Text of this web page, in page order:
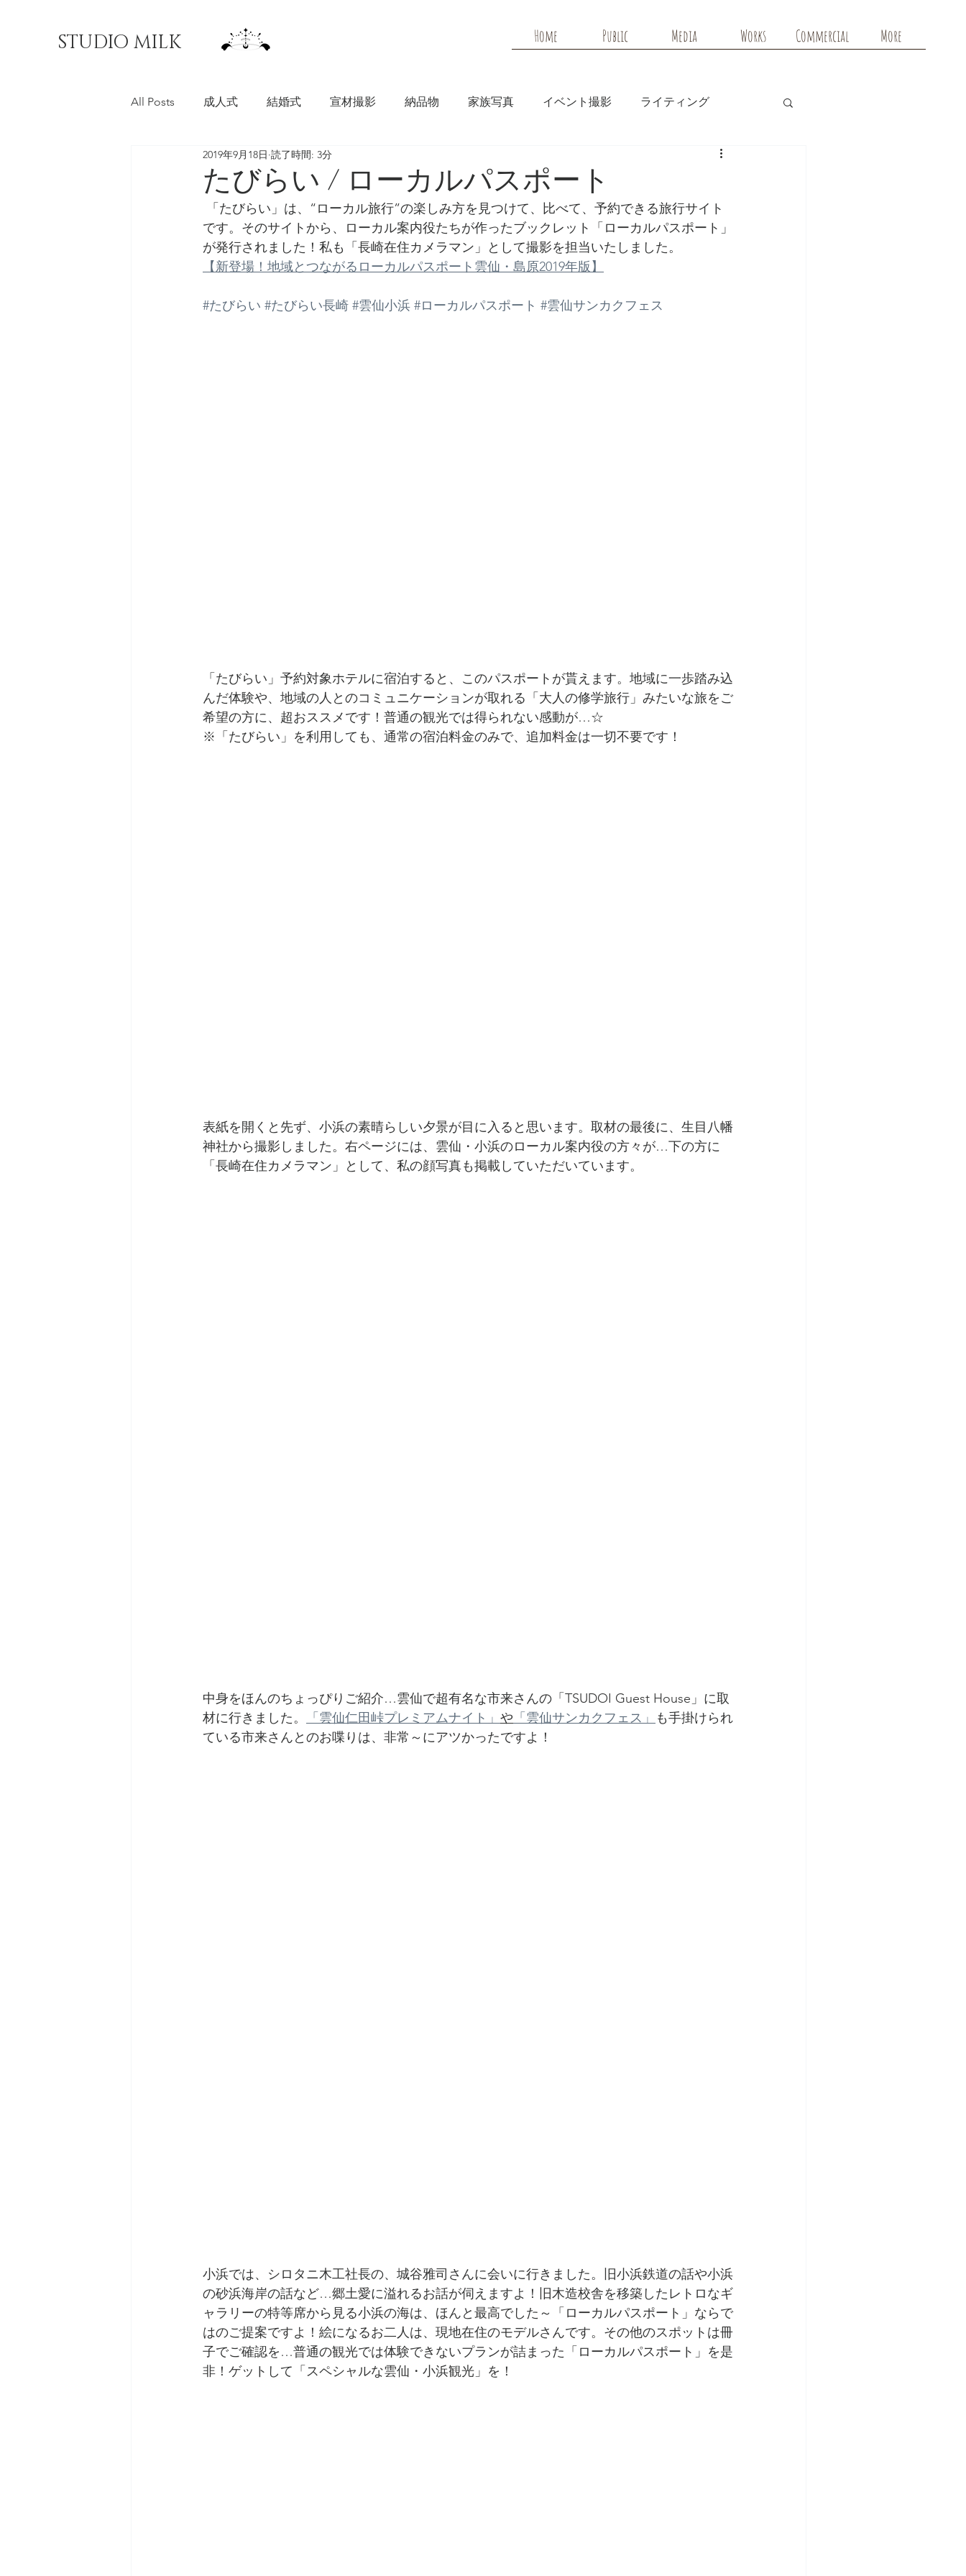
STUDIO MILK Home Public Media Works Commercial More
All Posts 成人式 結婚式 宣材撮影 納品物 家族写真 イベント撮影 ライティング
料理写真 マチオモイ帖
たびらい / ローカルパスポート
2019年9月18日 読了時間: 3分
です。そのサイトから、ローカル案内役たちが作ったブックレット「ローカルパスポート」
が発行されました！私も「長崎在住カメラマン」として撮影を担当いたしました。
【新登場！地域とつながるローカルパスポート雲仙・島原2019年版】
#たびらい #たびらい長崎 #雲仙小浜 #ローカルパスポート #雲仙サンカクフェス
「たびらい」予約対象ホテルに宿泊すると、このパスポートが貰えます。地域に一歩踏み込
んだ体験や、地域の人とのコミュニケーションが取れる「大人の修学旅行」みたいな旅をご
希望の方に、超おススメです！普通の観光では得られない感動が…☆
※「たびらい」を利用しても、通常の宿泊料金のみで、追加料金は一切不要です！
表紙を開くと先ず、小浜の素晴らしい夕景が目に入ると思います。取材の最後に、生目八幡
神社から撮影しました。右ページには、雲仙・小浜のローカル案内役の方々が…下の方に
「長崎在住カメラマン」として、私の顔写真も掲載していただいています。
中身をほんのちょっぴりご紹介…雲仙で超有名な市来さんの「TSUDOI Guest House」に取
材に行きました。
「雲仙仁田峠プレミアムナイト」 や 「雲仙サンカクフェス」 も手掛けられ
ている市来さんとのお喋りは、非常～にアツかったですよ！
小浜では、シロタニ木工社長の、城谷雅司さんに会いに行きました。旧小浜鉄道の話や小浜
の砂浜海岸の話など…郷土愛に溢れるお話が伺えますよ！旧木造校舎を移築したレトロなギ
ャラリーの特等席から見る小浜の海は、ほんと最高でした～「ローカルパスポート」ならで
はのご提案ですよ！絵になるお二人は、現地在住のモデルさんです。その他のスポットは冊
子でご確認を…普通の観光では体験できないプランが詰まった「ローカルパスポート」を是
非！ゲットして「スペシャルな雲仙・小浜観光」を！